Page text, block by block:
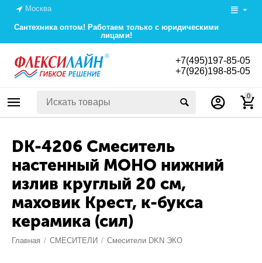
Москва
Сантехника оптом! Работаем только с юридическими
лицами!
+7(495)197-85-05
+7(926)198-85-05
0
DK-4206 Смеситель
настенный МОНО нижний
излив круглый 20 см,
маховик Крест, к-букса
керамика (сил)
Главная / СМЕСИТЕЛИ / Смесители DKN ЭКО